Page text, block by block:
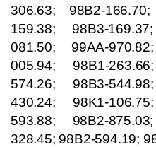
306.63; 98B2-
159.38; 98B3-
081.50; 99AA-
005.94; 98B1-
574.26; 98B3-
430.24; 98K1-
593.88; 98B2-
328.45; 98B2-594.19;